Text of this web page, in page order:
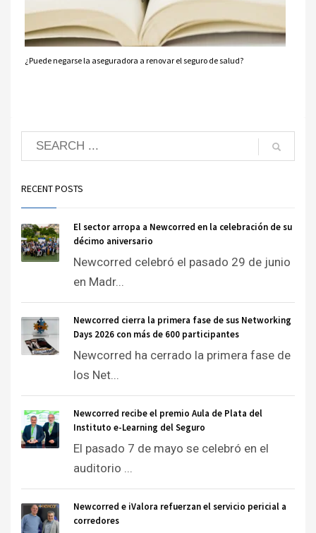
¿Puede negarse la aseguradora a renovar el seguro de salud?
RECENT POSTS
El sector arropa a Newcorred en la celebración de su
décimo aniversario
Newcorred celebró el pasado 29 de junio
en Madr...
Newcorred cierra la primera fase de sus Networking
Days 2026 con más de 600 participantes
Newcorred ha cerrado la primera fase de
los Net...
Newcorred recibe el premio Aula de Plata del
Instituto e-Learning del Seguro
El pasado 7 de mayo se celebró en el
auditorio ...
Newcorred e iValora refuerzan el servicio pericial a
corredores